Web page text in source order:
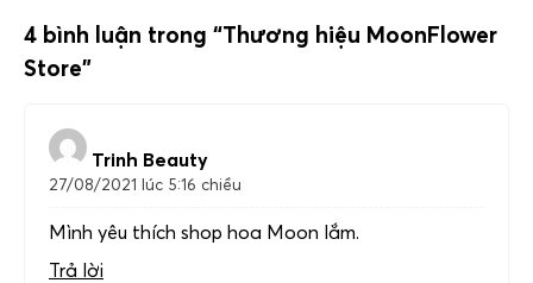
4 bình luận trong “Thương hiệu MoonFlower
Store”
Trinh Beauty
27/08/2021 lúc 5:16 chiều
Mình yêu thích shop hoa Moon lắm.
Trả lời